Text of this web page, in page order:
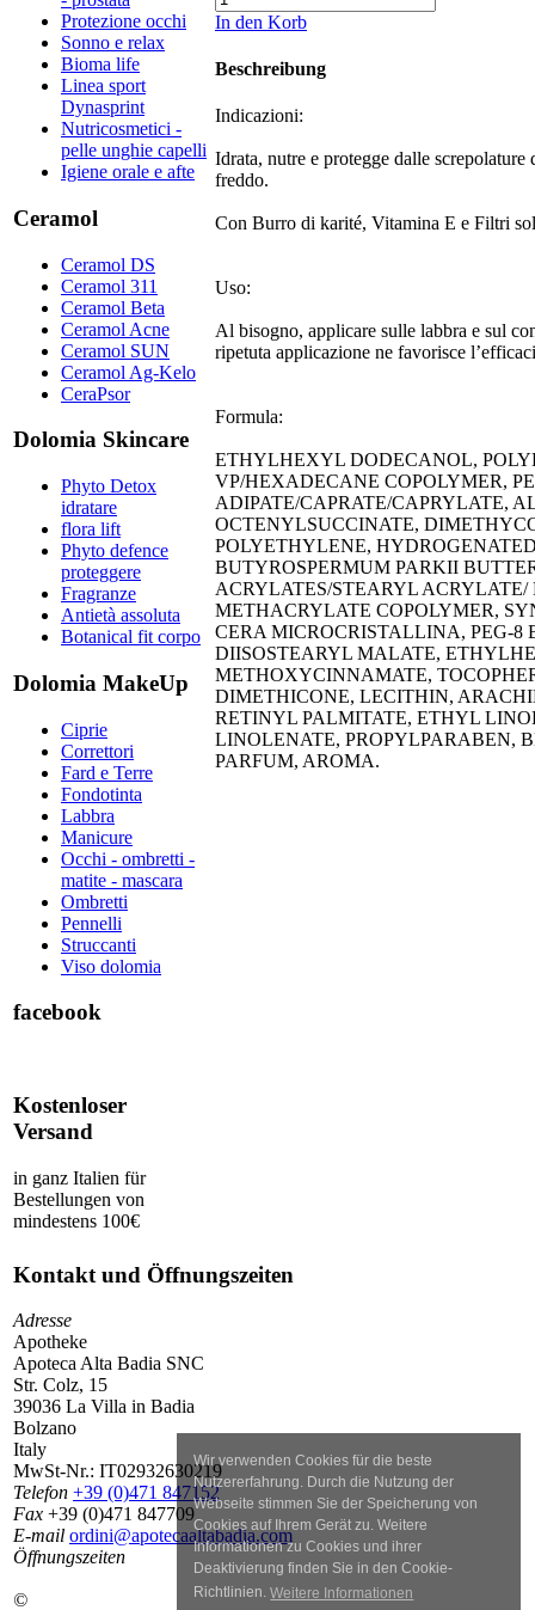
Wir verwenden Cookies für die beste
Nutzererfahrung. Durch die Nutzung der
Webseite stimmen Sie der Speicherung von
Cookies auf Ihrem Gerät zu. Weitere
Informationen zu Cookies und ihrer
Deaktivierung finden Sie in den Cookie-
Richtlinien.Weitere Informationen
Protezione occhi
Sonno e relax
Bioma life
Linea sport
Dynasprint
Nutricosmetici -
pelle unghie capelli
Igiene orale e afte
Ceramol
Ceramol DS
Ceramol 311
Ceramol Beta
Ceramol Acne
Ceramol SUN
Ceramol Ag-Kelo
CeraPsor
Dolomia Skincare
Phyto Detox
idratare
flora lift
Phyto defence
proteggere
Fragranze
Antietà assoluta
Botanical fit corpo
Dolomia MakeUp
Ciprie
Correttori
Fard e Terre
Fondotinta
Labbra
Manicure
Occhi - ombretti -
matite - mascara
Ombretti
Pennelli
Struccanti
Viso dolomia
facebook
Kostenloser
Versand
in ganz Italien für
Bestellungen von
mindestens 100€
In den Korb
Beschreibung
Indicazioni:
​Idrata, nutre e protegge dalle screpolature
freddo.
​​​Con Burro di karité, Vitamina E e Filtri
Uso:
​Al bisogno, applicare sulle labbra e sul
ripetuta applicazione ne favorisce
Formula:
ETHYLHEXYL DODECANOL,
VP/HEXADECANE COPOLYMER,
ADIPATE/CAPRATE/CAPRYLATE,
OCTENYLSUCCINATE,
POLYETHYLENE,
BUTYROSPERMUM PARKII
ACRYLATES/STEARYL
METHACRYLATE COPOLYMER,
CERA MICROCRISTALLINA, PEG-8
DIISOSTEARYL MALATE,
METHOXYCINNAMATE,
DIMETHICONE, LECITHIN,
RETINYL PALMITATE, ETHYL
LINOLENATE, PROPYLPARABEN,
PARFUM, AROMA.​
Kontakt und Öffnungszeiten
Adresse
Apotheke
Apoteca Alta Badia SNC
Str. Colz, 15
39036 La Villa in Badia
Bolzano
Italy
MwSt-Nr.: IT02932630219
Telefon +39 (0)471 847152
Fax +39 (0)471 847709
E-mail ordini@apotecaaltabadia.com
Öffnungszeiten
©